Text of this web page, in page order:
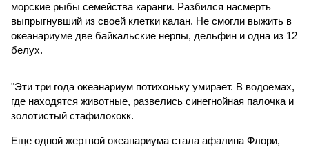
морские рыбы семейства каранги. Разбился насмерть
выпрыгнувший из своей клетки калан. Не смогли выжить в
океанариуме две байкальские нерпы, дельфин и одна из 12
белух.
"Эти три года океанариум потихоньку умирает. В водоемах,
где находятся животные, развелись синегнойная палочка и
золотистый стафилококк.
Еще одной жертвой океанариума стала афалина Флори,